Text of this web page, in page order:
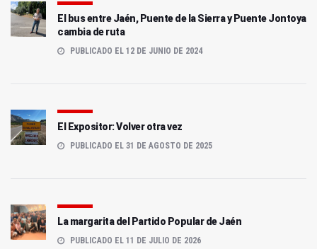
El bus entre Jaén, Puente de la Sierra y Puente Jontoya
cambia de ruta
PUBLICADO EL 12 DE JUNIO DE 2024
El Expositor: Volver otra vez
PUBLICADO EL 31 DE AGOSTO DE 2025
La margarita del Partido Popular de Jaén
PUBLICADO EL 11 DE JULIO DE 2026